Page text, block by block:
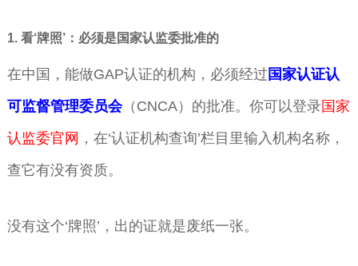
1. 看‘牌照’：必须是国家认监委批准的
在中国，能做GAP认证的机构，必须经过 国家认证认
可监督管理委员会（CNCA）的批准。你可以登录国家
认监委官网 ，在‘认证机构查询’栏目里输入机构名称，
查它有没有资质。
没有这个‘牌照’，出的证就是废纸一张。